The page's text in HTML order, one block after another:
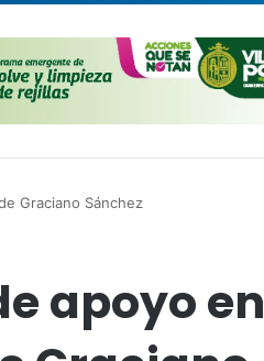
Graciano Sánchez
apoyo en